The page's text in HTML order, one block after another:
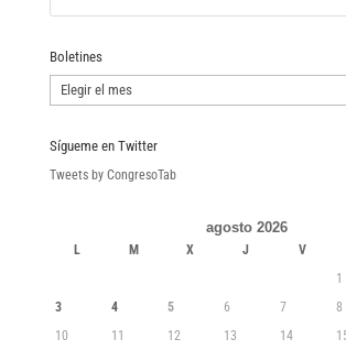
Boletines
Boletines
Sígueme en Twitter
Tweets by CongresoTab
agosto 2026
L M X J V
1
3
4 5 6 7 8
10
11 12 13 14